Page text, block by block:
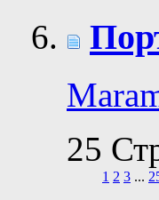
25
1 2 3 ...